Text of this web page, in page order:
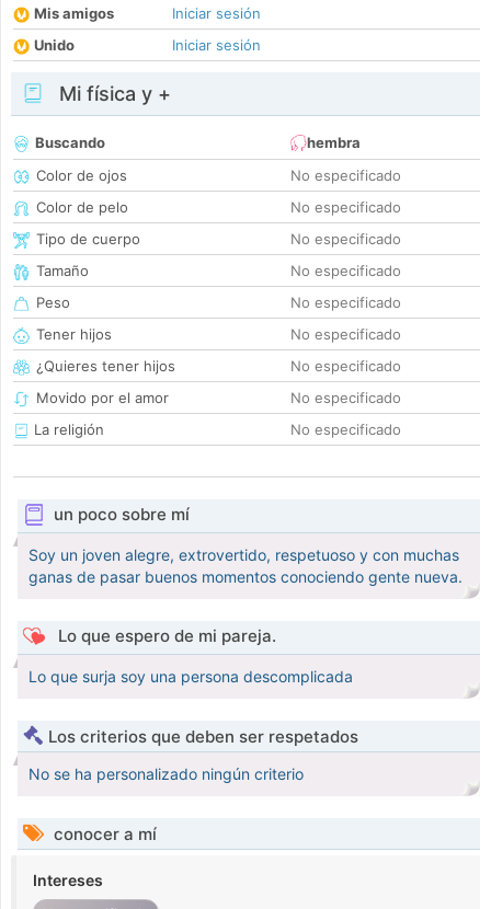
Mis amigos
Iniciar sesión
Unido
Iniciar sesión
Mi física y +
Buscando
hembra
Color de ojos
No especificado
Color de pelo
No especificado
Tipo de cuerpo
No especificado
Tamaño
No especificado
Peso
No especificado
Tener hijos
No especificado
¿Quieres tener hijos
No especificado
Movido por el amor
No especificado
La religión
No especificado
un poco sobre mí
Soy un joven alegre, extrovertido, respetuoso y con muchas
ganas de pasar buenos momentos conociendo gente nueva.
Lo que espero de mi pareja.
Lo que surja soy una persona descomplicada
Los criterios que deben ser respetados
No se ha personalizado ningún criterio
conocer a mí
Intereses